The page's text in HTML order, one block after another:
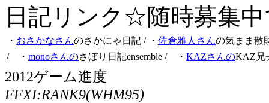
日記リンク☆随時募集
・ おさかなさんのさかにゃ日記 / ・ 佐倉雅人さんの気まま散
/ ・ monoさんのさぼり日記ensemble / ・ KAZさんのKAZ兄
2012ゲーム進度
FFXI:RANK9(WHM95)